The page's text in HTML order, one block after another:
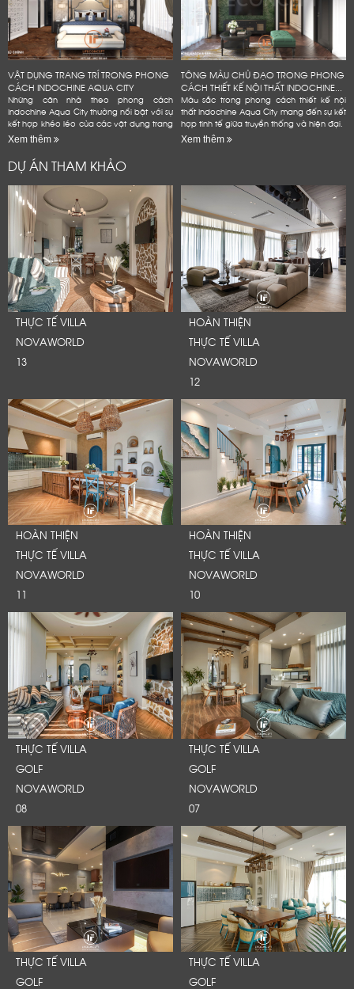
VẬT DỤNG TRANG TRÍ TRONG PHONG
CÁCH INDOCHINE AQUA CITY
Những căn nhà theo phong cách
Indochine Aqua City thường nổi bật với sự
kết hợp khéo léo của các vật dụng trang
trí mang đậm dấu ấn văn hóa Đông
Xem thêm
TÔNG MÀU CHỦ ĐẠO TRONG PHONG
CÁCH THIẾT KẾ NỘI THẤT INDOCHINE...
Màu sắc trong phong cách thiết kế nội
thất Indochine Aqua City mang đến sự kết
hợp tinh tế giữa truyền thống và hiện đại.
Xem thêm
DỰ ÁN THAM KHẢO
THỰC TẾ VILLA
NOVAWORLD
13
HOÀN THIỆN
THỰC TẾ VILLA
NOVAWORLD
12
HOÀN THIỆN
THỰC TẾ VILLA
NOVAWORLD
11
HOÀN THIỆN
THỰC TẾ VILLA
NOVAWORLD
10
THỰC TẾ VILLA
GOLF
NOVAWORLD
08
THỰC TẾ VILLA
GOLF
NOVAWORLD
07
THỰC TẾ VILLA
GOLF
THỰC TẾ VILLA
GOLF
LỜI CẢM ƠN
LIFECONCEPT